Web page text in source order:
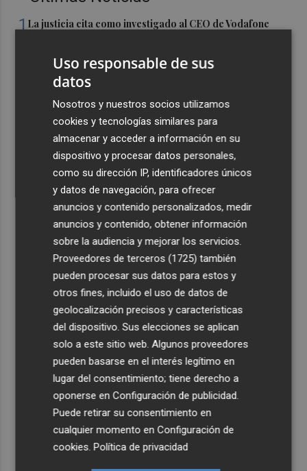
1La justicia cita como investigado al CEO de Vodafone
Oysho ocupa la antigua 'flagship' de Nespresso en la
El Hospital del Vinalopó se consolida como referente en
la atención al nacimiento
El proyecto 'Gramola' evalúa estrategias sostenibles
para reducir las alteraciones internas de la granada
mollar de Elche
El talento murciano conquista Cimeria: Dagnino ilustra
'Aguas peligrosas' de Conan el Bárbaro
Uso responsable de sus
datos
Nosotros y nuestros socios utilizamos
cookies y tecnologías similares para
almacenar y acceder a información en su
dispositivo y procesar datos personales,
como su dirección IP, identificadores únicos
y datos de navegación, para ofrecer
anuncios y contenido personalizados, medir
anuncios y contenido, obtener información
sobre la audiencia y mejorar los servicios.
Proveedores de terceros (1725) también
pueden procesar sus datos para estos y
otros fines, incluido el uso de datos de
geolocalización precisos y características
del dispositivo. Sus elecciones se aplican
solo a este sitio web. Algunos proveedores
pueden basarse en el interés legítimo en
lugar del consentimiento; tiene derecho a
oponerse enConfiguración de publicidad.
Puede retirar su consentimiento en
cualquier momento enConfiguración de
cookies.Política de privacidad